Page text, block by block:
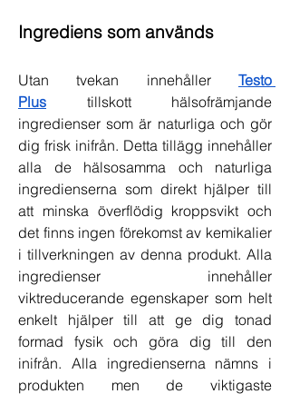
Ingrediens som används
Utan tvekan innehåller Testo
Plus tillskott hälsofrämjande
ingredienser som är naturliga och gör
dig frisk inifrån. Detta tillägg innehåller
alla de hälsosamma och naturliga
ingredienserna som direkt hjälper till
att minska överflödig kroppsvikt och
det finns ingen förekomst av kemikalier
i tillverkningen av denna produkt. Alla
ingredienser innehåller
viktreducerande egenskaper som helt
enkelt hjälper till att ge dig tonad
formad fysik och göra dig till den
inifrån. Alla ingredienserna nämns i
produkten men de viktigaste